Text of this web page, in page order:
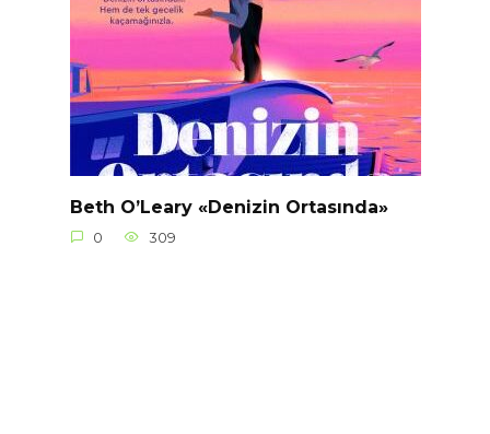
Beth O’Leary «Denizin Ortasında»
0 309